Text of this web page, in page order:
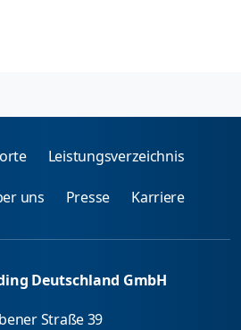
Leistungsverzeichnis
uns Presse Karriere
Deutschland GmbH
Straße 39